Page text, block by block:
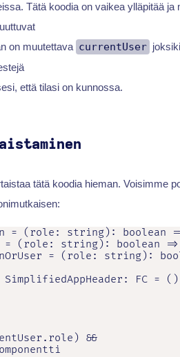
Tätä koodia on vaikea ylläpitää
on muutettava currentUser
että tilasi on kunnossa.
tätä koodia hieman. Voisimme
= (role: string): boolean
= (role: string): boolean =>
= (role: string):
FC =
&&